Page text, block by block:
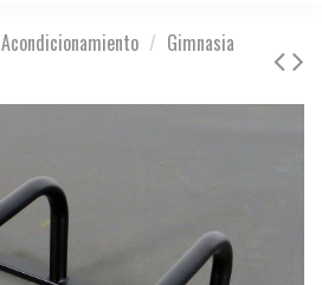
Acondicionamiento
Gimnasia